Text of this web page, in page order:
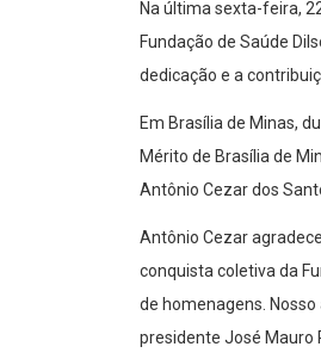
Na última sexta-feira,
Fundação de Saúde
dedicação e a
Em Brasília de Minas,
Mérito de Brasília de
Antônio Cezar dos
Antônio Cezar
conquista coletiva da
de homenagens.
presidente José Mauro